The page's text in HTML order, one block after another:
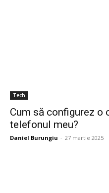
Tech
Cum să configurez o
telefonul meu?
Daniel Burungiu - 27 martie 2025